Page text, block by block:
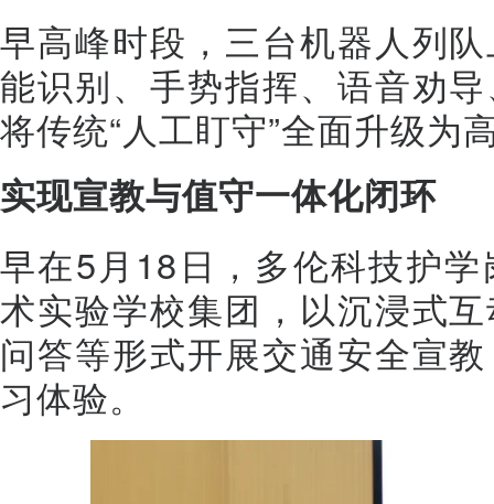
早高峰时段，三台机器人列
能识别、手势指挥、语音劝
将传统“人工盯守”全面升级为
实现宣教与值守一体化闭环
早在5月18日，多伦科技护
术实验学校集团，以沉浸式
问答等形式开展交通安全宣
习体验。